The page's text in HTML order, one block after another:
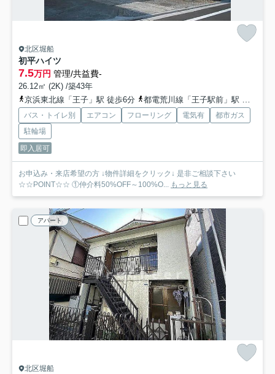
北区堀船
初平ハイツ
7.5万円 管理/共益費-
26.12㎡ (2K) /築43年
京浜東北線「王子」駅 徒歩6分
都電荒川線「王子駅前」駅 徒歩6分
バス・トイレ別 エアコン フローリング 電気有
都市ガス
駐輪場
即入居可
お申込み・来店希望の方 ↓物件詳細をクリック↓ 是非ご相談下さい
☆☆POINT☆☆ ①仲介料50%OFF～100%O...
もっと見る
アパート
北区堀船